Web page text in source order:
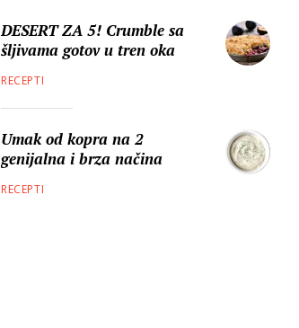
DESERT ZA 5! Crumble sa
šljivama gotov u tren oka
RECEPTI
Umak od kopra na 2
genijalna i brza načina
RECEPTI